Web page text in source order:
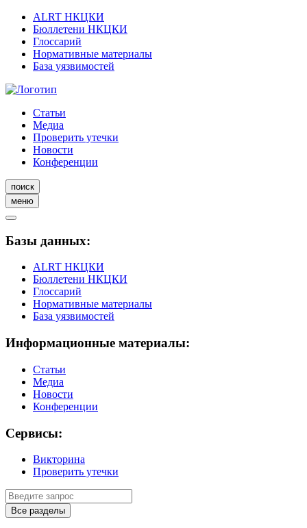
ALRT НКЦКИ
Бюллетени НКЦКИ
Глоссарий
Нормативные материалы
База уязвимостей
Статьи
Медиа
Проверить утечки
Новости
Конференции
поиск
меню
Базы данных:
ALRT НКЦКИ
Бюллетени НКЦКИ
Глоссарий
Нормативные материалы
База уязвимостей
Информационные материалы:
Статьи
Медиа
Новости
Конференции
Сервисы:
Викторина
Проверить утечки
Все разделы